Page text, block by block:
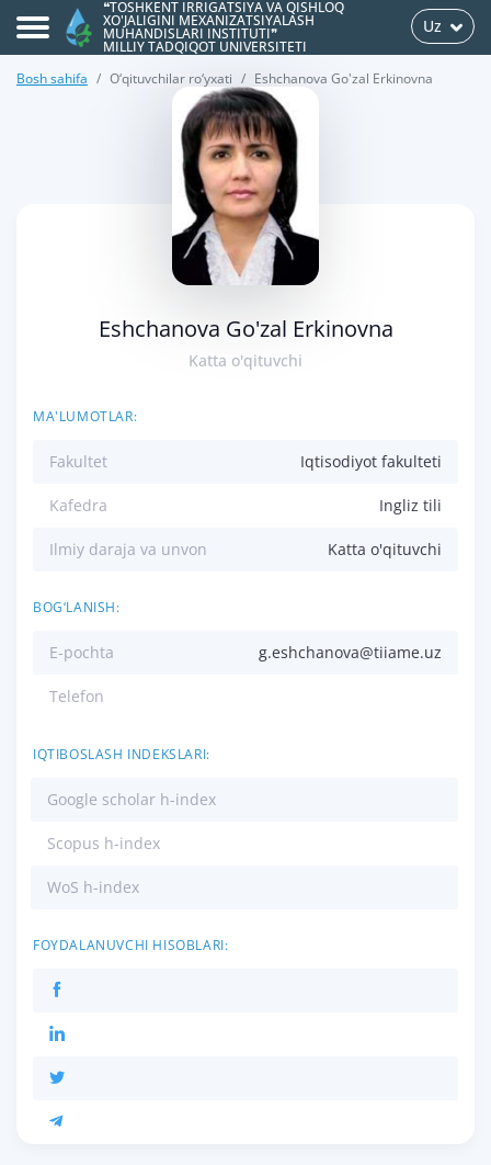
❝TOSHKENT IRRIGATSIYA VA QISHLOQ
XO'JALIGINI MEXANIZATSIYALASH
MUHANDISLARI INSTITUTI❞
MILLIY TADQIQOT UNIVERSITETI
Uz
Bosh sahifa O‘qituvchilar ro‘yxati Eshchanova Go'zal Erkinovna
Eshchanova Go'zal Erkinovna
Katta o'qituvchi
MA'LUMOTLAR:
Fakultet Iqtisodiyot fakulteti
Kafedra Ingliz tili
Ilmiy daraja va unvon Katta o'qituvchi
BOG‘LANISH:
E-pochta g.eshchanova@tiiame.uz
Telefon
IQTIBOSLASH INDEKSLARI:
Google scholar h-index
Scopus h-index
WoS h-index
FOYDALANUVCHI HISOBLARI: